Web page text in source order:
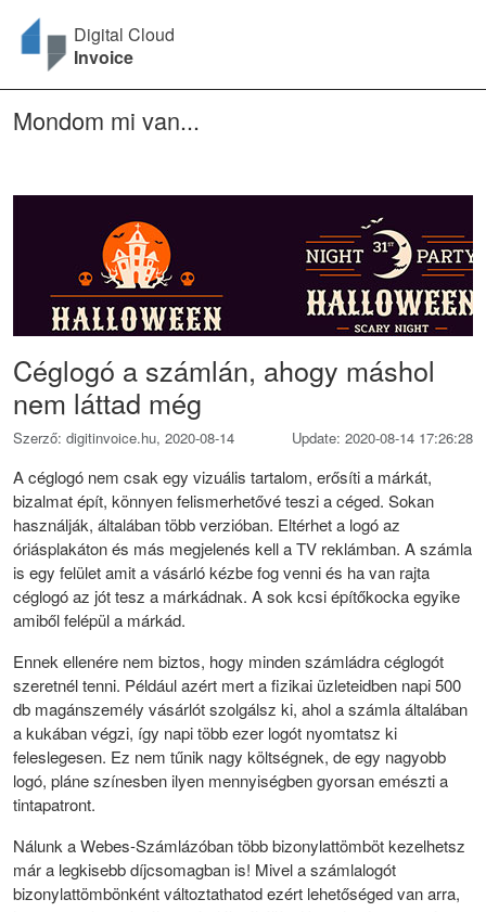
Digital Cloud
Invoice
Mondom mi van...
Céglogó a számlán, ahogy máshol
nem láttad még
Szerző: digitinvoice.hu, 2020-08-14 Update: 2020-08-14 17:26:28
A céglogó nem csak egy vizuális tartalom, erősíti a márkát,
bizalmat épít, könnyen felismerhetővé teszi a céged. Sokan
használják, általában több verzióban. Eltérhet a logó az
óriásplakáton és más megjelenés kell a TV reklámban. A számla
is egy felület amit a vásárló kézbe fog venni és ha van rajta
céglogó az jót tesz a márkádnak. A sok kcsi építőkocka egyike
amiből felépül a márkád.
Ennek ellenére nem biztos, hogy minden számládra céglogót
szeretnél tenni. Például azért mert a fizikai üzleteidben napi 500
db magánszemély vásárlót szolgálsz ki, ahol a számla általában
a kukában végzi, így napi több ezer logót nyomtatsz ki
feleslegesen. Ez nem tűnik nagy költségnek, de egy nagyobb
logó, pláne színesben ilyen mennyiségben gyorsan emészti a
tintapatront.
Nálunk a Webes-Számlázóban több bizonylattömböt kezelhetsz
már a legkisebb díjcsomagban is! Mivel a számlalogót
bizonylattömbönként változtathatod ezért lehetőséged van arra,